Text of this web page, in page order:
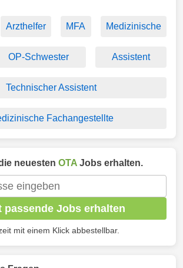
Arzthelfer MFA Medizinische
OP-Schwester Assistent
Technischer Assistent
Fachangestellte
neuesten OTA Jobs erhalten.
passende Jobs erhalten
mit einem Klick abbestellbar.